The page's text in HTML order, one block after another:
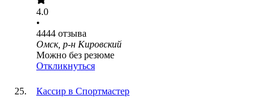
4.0
•
4444 отзыва
Омск, р-н Кировский
Можно без резюме
Откликнуться
Кассир в Спортмастер